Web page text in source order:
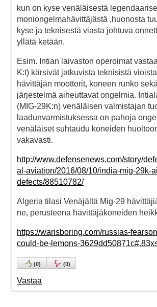
kun on kyse venäläisestä
moniongelmahävittäjästä ,huonosta
kyse ja teknisestä viasta johtuva
yllätä ketään.
Esim. Intian laivaston operoimat
K:t) kärsivät jatkuvista teknisistä
hävittäjän moottorit, koneen runko
järjestelmä aiheuttavat ongelmia.
(MIG-29K:n) venäläisen valmistajan
laadunvarmistuksessa on pahoja
venäläiset suhtaudu koneiden
vakavasti.
http://www.defensenews.com/story/
al-aviation/2016/08/10/india-mig-29k-
defects/88510782/
Algeria tilasi Venäjältä Mig-29
ne, perusteena hävittäjäkoneiden
https://warisboring.com/russias-
could-be-lemons-
(0) (0)
Vastaa